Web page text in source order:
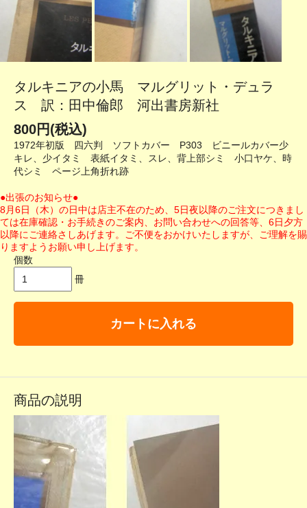
タルキニアの小馬 マルグリット・デュラ
ス 訳：田中倫郎 河出書房新社
800円(税込)
1972年初版 四六判 ソフトカバー P303 ビニールカバー少
キレ、少イタミ 表紙イタミ、スレ、背上部シミ 小口ヤケ、時
代シミ ページ上角折れ跡
●出張のお知らせ●
8月6日（木）の日中は店主不在のため、5日夜以降のご注文につきまし
ては在庫確認・お手続きのご案内、お問い合わせへの回答等、6日夕方
以降にご連絡さしあげます。ご不便をおかけいたしますが、ご理解を賜
りますようお願い申し上げます。
個数
冊
カートに入れる
商品の説明